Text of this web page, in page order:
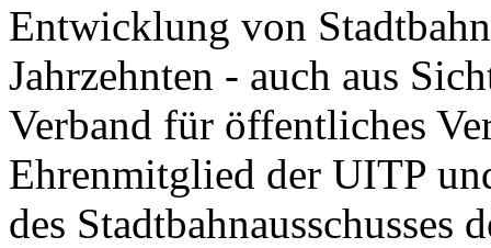
Entwicklung von
Jahrzehnten - auch aus
Verband für öffentliches
Ehrenmitglied der UITP
des Stadtbahnausschusses